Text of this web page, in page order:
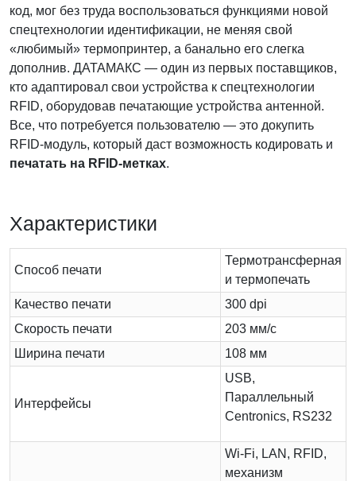
код, мог без труда воспользоваться функциями новой
спецтехнологии идентификации, не меняя свой
«любимый» термопринтер, а банально его слегка
дополнив. ДАТАМАКС — один из первых поставщиков,
кто адаптировал свои устройства к спецтехнологии
RFID, оборудовав печатающие устройства антенной.
Все, что потребуется пользователю — это докупить
RFID-модуль, который даст возможность кодировать и
печатать на RFID-метках.
Характеристики
Способ печати
Термотрансферная
и термопечать
Качество печати
300 dpi
Скорость печати
203 мм/с
Ширина печати
108 мм
Интерфейсы
USB,
Параллельный
Centronics, RS232
Wi-Fi, LAN, RFID,
механизм